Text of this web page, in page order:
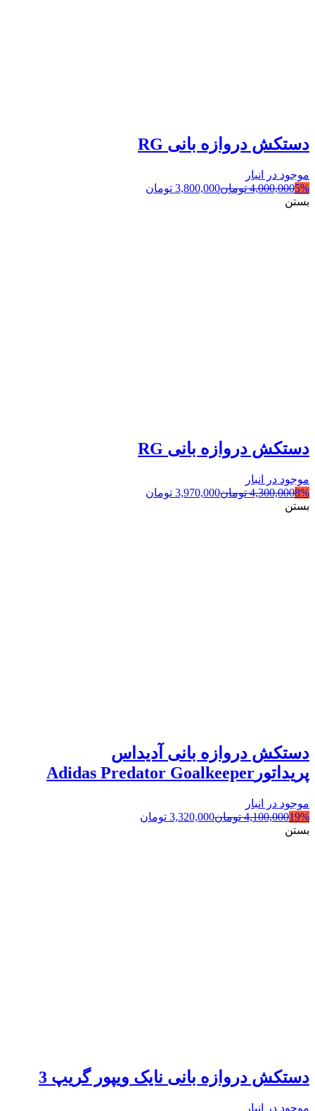
دستکش دروازه بانی RG
موجود در انبار
5%
4,000,000 تومان3,800,000 تومان
بستن
دستکش دروازه بانی RG
موجود در انبار
8%
4,300,000 تومان3,970,000 تومان
بستن
دستکش دروازه بانی آدیداس
پریداتورAdidas Predator Goalkeeper
موجود در انبار
19%
4,100,000 تومان3,320,000 تومان
بستن
دستکش دروازه بانی نایک ویپور گریپ 3
موجود در انبار